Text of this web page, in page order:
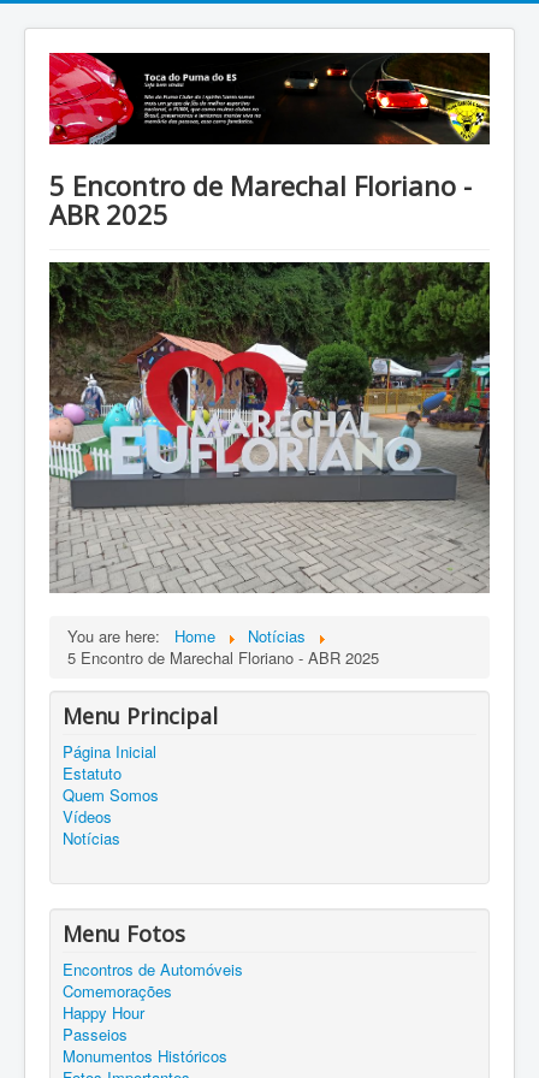
5 Encontro de Marechal Floriano -
ABR 2025
You are here: Home
Notícias
5 Encontro de Marechal Floriano - ABR 2025
Menu Principal
Página Inicial
Estatuto
Quem Somos
Vídeos
Notícias
Menu Fotos
Encontros de Automóveis
Comemorações
Happy Hour
Passeios
Monumentos Históricos